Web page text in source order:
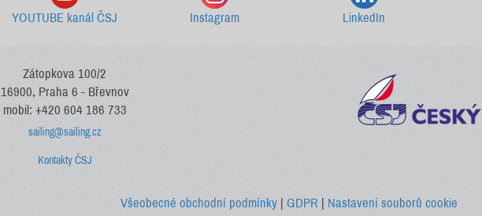
YOUTUBE kanál ČSJ Instagram LinkedIn
Zátopkova 100/2
16900, Praha 6 - Břevnov
mobil: +420 604 186 733
sailing@sailing.cz
Kontakty ČSJ
Všeobecné obchodní podmínky GDPR Nastavení souborů cookie